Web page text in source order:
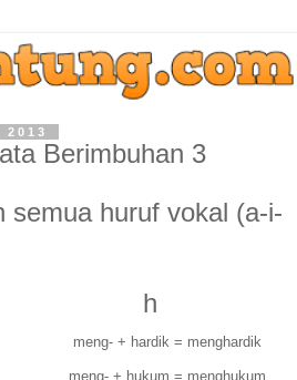
Berimbuhan 3
semua huruf vokal (a-i-
h
meng- + hardik = menghardik
meng- + hukum = menghukum